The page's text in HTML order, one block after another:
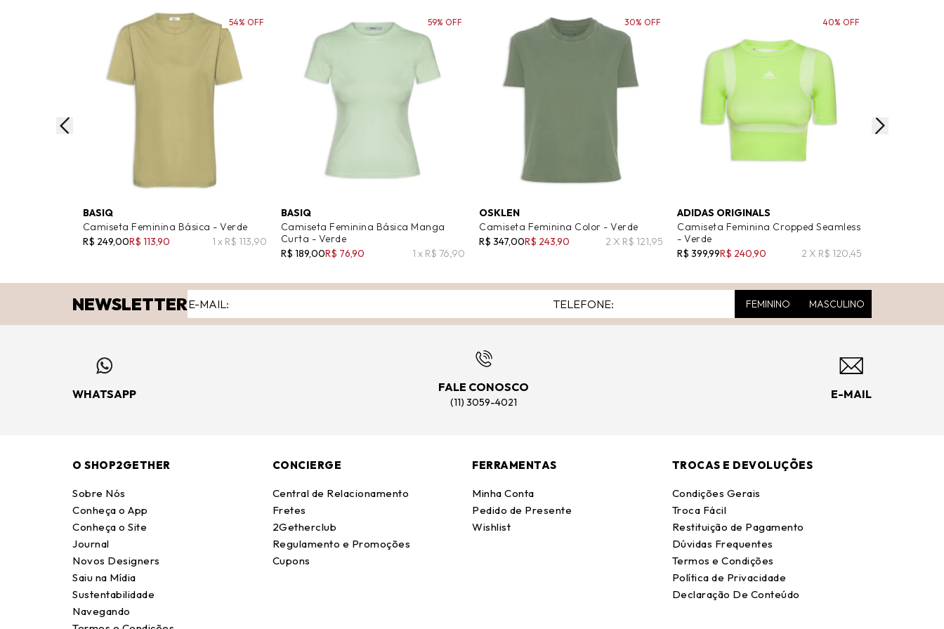
BASIQ
Camiseta Feminina Básica - Verde
R$ 249,00R$ 113,90 1 x R$ 113,90
54% OFF
BASIQ
Camiseta Feminina Básica Manga
Curta - Verde
R$ 189,00R$ 76,90 1 x R$ 76,90
59% OFF
OSKLEN
Camiseta Feminina Color - Verde
R$ 347,00R$ 243,90 2 X R$ 121,95
30% OFF
ADIDAS ORIGINALS
Camiseta Feminina Cropped Seamless
- Verde
R$ 399,99R$ 240,90 2 X R$ 120,45
40% OFF
NEWSLETTER FEMININO MASCULINO
WHATSAPP
FALE CONOSCO
(11) 3059-4021
E-MAIL
O SHOP2GETHER
Sobre Nós
Conheça o App
Conheça o Site
Journal
Novos Designers
Saiu na Mídia
Sustentabilidade
Navegando
CONCIERGE
Central de Relacionamento
Fretes
2Getherclub
Regulamento e Promoções
Cupons
FERRAMENTAS
Minha Conta
Pedido de Presente
Wishlist
TROCAS E DEVOLUÇÕES
Condições Gerais
Troca Fácil
Restituição de Pagamento
Dúvidas Frequentes
Termos e Condições
Política de Privacidade
Declaração De Conteúdo